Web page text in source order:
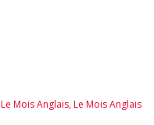
Le Mois Anglais,Le Mois Anglais